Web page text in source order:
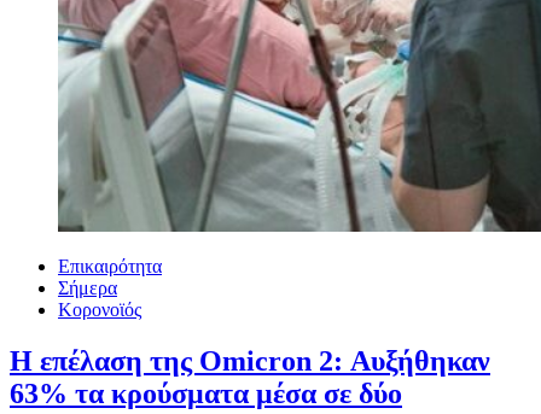
Επικαιρότητα
Σήμερα
Κορονοϊός
Η επέλαση της Omicron 2: Αυξήθηκαν
63% τα κρούσματα μέσα σε δύο